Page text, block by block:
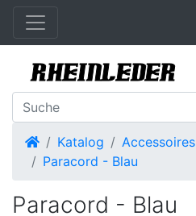
Startseite
Katalog Accessoires
Paracord - Blau
Paracord - Blau